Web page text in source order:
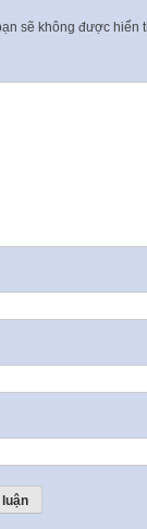
sẽ không được hiển